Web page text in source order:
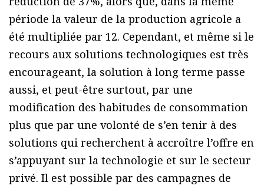
période la valeur de la production agricole a
été multipliée par 12. Cependant, et même si le
recours aux solutions technologiques est très
encourageant, la solution à long terme passe
aussi, et peut-être surtout, par une
modification des habitudes de consommation
plus que par une volonté de s’en tenir à des
solutions qui recherchent à accroître l’offre en
s’appuyant sur la technologie et sur le secteur
privé. Il est possible par des campagnes de